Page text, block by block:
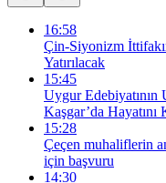
16:58
Çin-Siyonizm
Yatırılacak
15:45
Uygur Edebiyatının
Kaşgar’da Hayatını
15:28
Çeçen muhaliflerin
için başvuru
14:30